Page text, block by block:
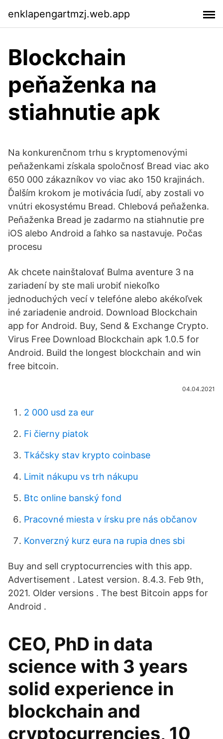
enklapengartmzj.web.app
Blockchain
peňaženka na
stiahnutie apk
Na konkurenčnom trhu s kryptomenovými
peňaženkami získala spoločnosť Bread viac ako
650 000 zákazníkov vo viac ako 150 krajinách.
Ďalším krokom je motivácia ľudí, aby zostali vo
vnútri ekosystému Bread. Chlebová peňaženka.
Peňaženka Bread je zadarmo na stiahnutie pre
iOS alebo Android a ľahko sa nastavuje. Počas
procesu
Ak chcete nainštalovať Bulma aventure 3 na
zariadení by ste mali urobiť niekoľko
jednoduchých vecí v telefóne alebo akékoľvek
iné zariadenie android. Download Blockchain
app for Android. Buy, Send & Exchange Crypto.
Virus Free Download Blockchain apk 1.0.5 for
Android. Build the longest blockchain and win
free bitcoin.
04.04.2021
2 000 usd za eur
Fi čierny piatok
Tkáčsky stav krypto coinbase
Limit nákupu vs trh nákupu
Btc online banský fond
Pracovné miesta v írsku pre nás občanov
Konverzný kurz eura na rupia dnes sbi
Buy and sell cryptocurrencies with this app.
Advertisement . Latest version. 8.4.3. Feb 9th,
2021. Older versions . The best Bitcoin apps for
Android .
CEO, PhD in data
science with 3 years
solid experience in
blockchain and
cryptocurrencies, 10